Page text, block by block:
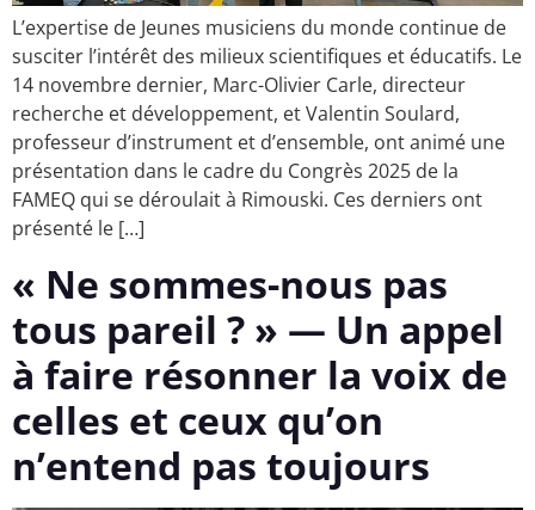
L’expertise de Jeunes musiciens du monde continue de
susciter l’intérêt des milieux scientifiques et éducatifs. Le
14 novembre dernier, Marc-Olivier Carle, directeur
recherche et développement, et Valentin Soulard,
professeur d’instrument et d’ensemble, ont animé une
présentation dans le cadre du Congrès 2025 de la
FAMEQ qui se déroulait à Rimouski. Ces derniers ont
présenté le […]
« Ne sommes-nous pas
tous pareil ? » — Un appel
à faire résonner la voix de
celles et ceux qu’on
n’entend pas toujours